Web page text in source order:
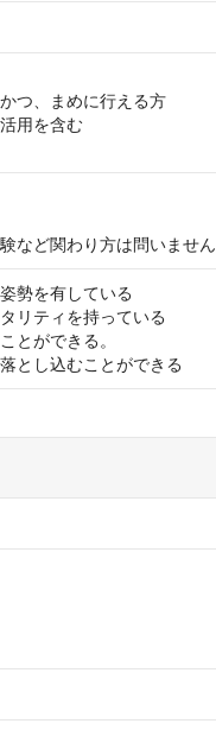
つ、まめに行える方
用を含む
など関わり方は問いません
勢を有している
リティを持っている
とができる。
とし込むことができる